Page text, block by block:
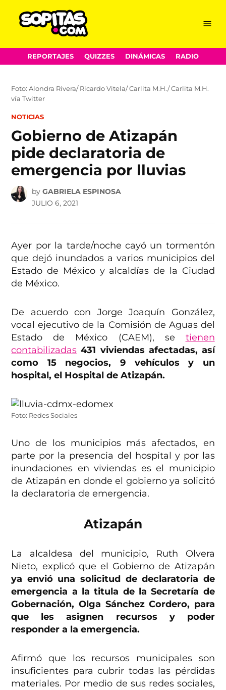
Skip
to
Menu
REPORTAJES QUIZZES DINÁMICAS RADIO
Foto: Alondra Rivera/ Ricardo Vitela/ Carlita M.H./ Carlita M.H.
vía Twitter
POSTED
NOTICIAS
Gobierno de Atizapán
pide declaratoria de
emergencia por lluvias
by GABRIELA ESPINOSA
JULIO 6, 2021
Ayer por la tarde/noche cayó un tormentón
que dejó inundados a varios municipios del
Estado de México y alcaldías de la Ciudad
de México.
De acuerdo con Jorge Joaquín González,
vocal ejecutivo de la Comisión de Aguas del
Estado de México (CAEM), se tienen
contabilizadas 431 viviendas afectadas, así
como 15 negocios, 9 vehículos y un
hospital, el Hospital de Atizapán.
Foto: Redes Sociales
Uno de los municipios más afectados, en
parte por la presencia del hospital y por las
inundaciones en viviendas es el municipio
de Atizapán en donde el gobierno ya solicitó
la declaratoria de emergencia.
Atizapán
La alcaldesa del municipio, Ruth Olvera
Nieto, explicó que el Gobierno de Atizapán
ya envió una solicitud de declaratoria de
emergencia a la titula de la Secretaría de
Gobernación, Olga Sánchez Cordero, para
que les asignen recursos y poder
responder a la emergencia.
Afirmó que los recursos municipales son
insuficientes para cubrir todas las pérdidas
materiales. Por medio de sus redes sociales,